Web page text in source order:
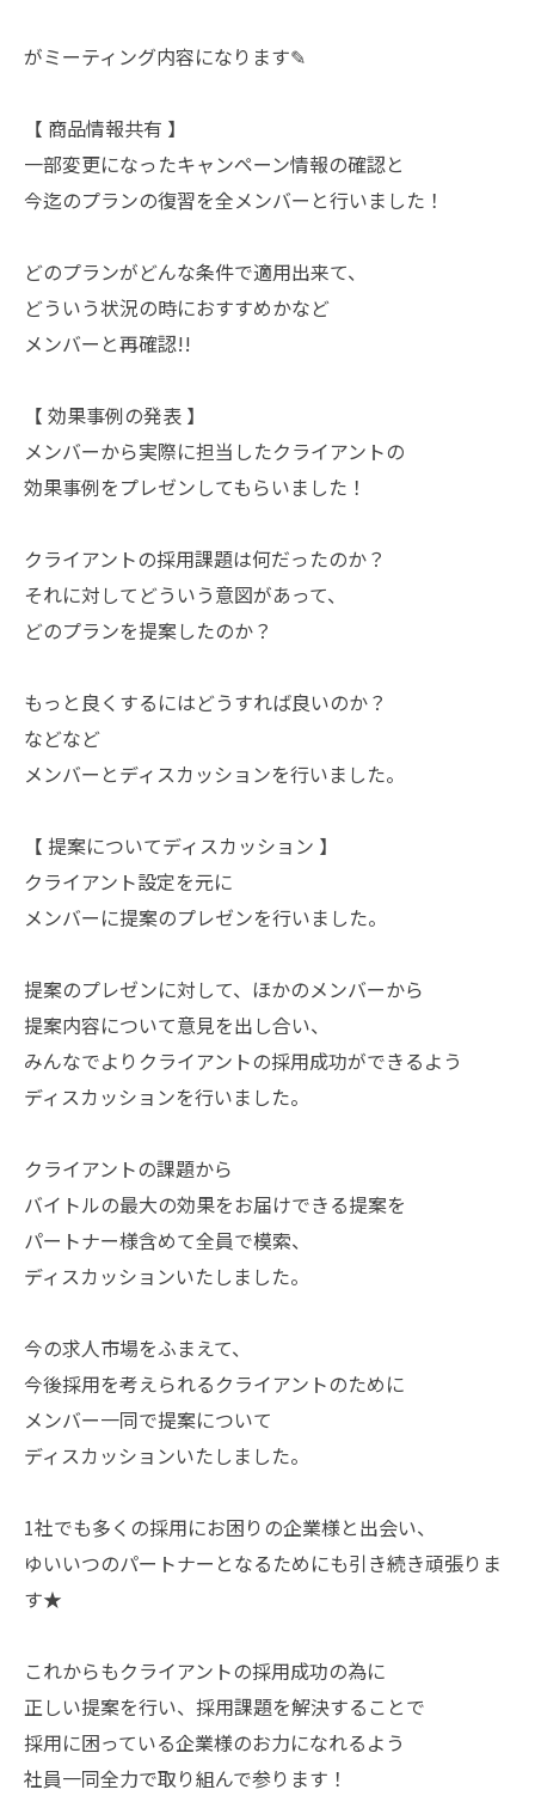
がミーティング内容になります✎
【 商品情報共有 】
一部変更になったキャンペーン情報の確認と
今迄のプランの復習を全メンバーと行いました！
どのプランがどんな条件で適用出来て、
どういう状況の時におすすめかなど
メンバーと再確認!!
【 効果事例の発表 】
メンバーから実際に担当したクライアントの
効果事例をプレゼンしてもらいました！
クライアントの採用課題は何だったのか？
それに対してどういう意図があって、
どのプランを提案したのか？
もっと良くするにはどうすれば良いのか？
などなど
メンバーとディスカッションを行いました。
【 提案についてディスカッション 】
クライアント設定を元に
メンバーに提案のプレゼンを行いました。
提案のプレゼンに対して、ほかのメンバーから
提案内容について意見を出し合い、
みんなでよりクライアントの採用成功ができるよう
ディスカッションを行いました。
クライアントの課題から
バイトルの最大の効果をお届けできる提案を
パートナー様含めて全員で模索、
ディスカッションいたしました。
今の求人市場をふまえて、
今後採用を考えられるクライアントのために
メンバー一同で提案について
ディスカッションいたしました。
1社でも多くの採用にお困りの企業様と出会い、
ゆいいつのパートナーとなるためにも引き続き頑張りま
す★
これからもクライアントの採用成功の為に
正しい提案を行い、採用課題を解決することで
採用に困っている企業様のお力になれるよう
社員一同全力で取り組んで参ります！